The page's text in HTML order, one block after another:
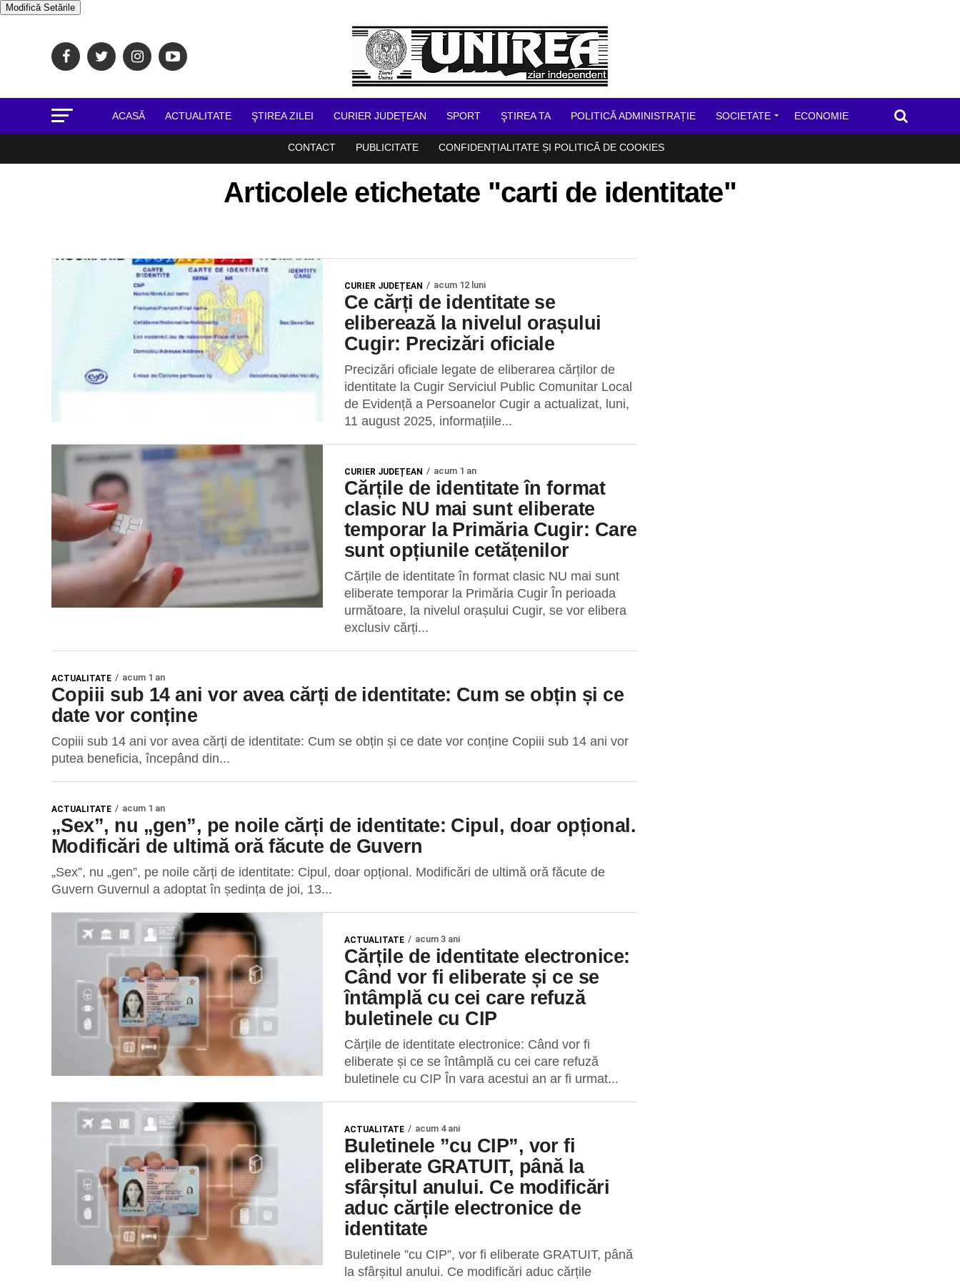
Modifică Setările
ACASĂ ACTUALITATE ŞTIREA ZILEI CURIER JUDEȚEAN SPORT ŞTIREA TA POLITICĂ ADMINISTRAȚIE SOCIETATE ECONOMIE
CONTACT PUBLICITATE CONFIDENȚIALITATE ȘI POLITICĂ DE COOKIES
Articolele etichetate "carti de identitate"
CURIER JUDEȚEAN acum 12 luni
Ce cărți de identitate se
eliberează la nivelul orașului
Cugir: Precizări oficiale
Precizări oficiale legate de eliberarea cărților de
identitate la Cugir Serviciul Public Comunitar Local
de Evidență a Persoanelor Cugir a actualizat, luni,
11 august 2025, informațiile...
CURIER JUDEȚEAN acum 1 an
Cărțile de identitate în format
clasic NU mai sunt eliberate
temporar la Primăria Cugir: Care
sunt opțiunile cetățenilor
Cărțile de identitate în format clasic NU mai sunt
eliberate temporar la Primăria Cugir În perioada
următoare, la nivelul orașului Cugir, se vor elibera
exclusiv cărți...
ACTUALITATE acum 1 an
Copiii sub 14 ani vor avea cărți de identitate: Cum se obțin și ce
date vor conține
Copiii sub 14 ani vor avea cărți de identitate: Cum se obțin și ce date vor conține Copiii sub 14 ani vor
putea beneficia, începând din...
ACTUALITATE acum 1 an
„Sex”, nu „gen”, pe noile cărți de identitate: Cipul, doar opțional.
Modificări de ultimă oră făcute de Guvern
„Sex”, nu „gen”, pe noile cărți de identitate: Cipul, doar opțional. Modificări de ultimă oră făcute de
Guvern Guvernul a adoptat în ședința de joi, 13...
ACTUALITATE acum 3 ani
Cărțile de identitate electronice:
Când vor fi eliberate și ce se
întâmplă cu cei care refuză
buletinele cu CIP
Cărțile de identitate electronice: Când vor fi
eliberate și ce se întâmplă cu cei care refuză
buletinele cu CIP În vara acestui an ar fi urmat...
ACTUALITATE acum 4 ani
Buletinele ”cu CIP”, vor fi
eliberate GRATUIT, până la
sfârșitul anului. Ce modificări
aduc cărțile electronice de
identitate
Buletinele ”cu CIP”, vor fi eliberate GRATUIT, până
la sfârșitul anului. Ce modificări aduc cărțile